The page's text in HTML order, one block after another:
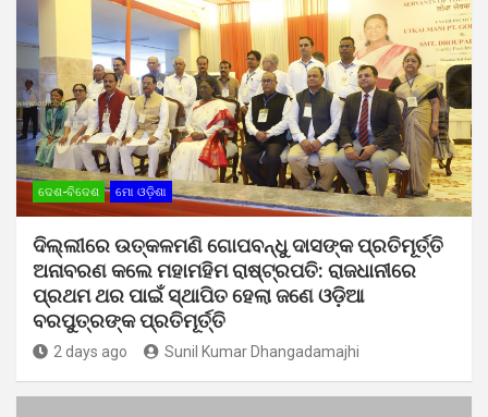
ଦେଶ-ବିଦେଶ ମୋ ଓଡ଼ିଶା
ଦିଲ୍ଲୀରେ ଉତ୍କଳମଣି ଗୋପବନ୍ଧୁ ଦାସଙ୍କ ପ୍ରତିମୂର୍ତ୍ତି
ଅନାବରଣ କଲେ ମହାମହିମ ରାଷ୍ଟ୍ରପତି: ରାଜଧାନୀରେ
ପ୍ରଥମ ଥର ପାଇଁ ସ୍ଥାପିତ ହେଲା ଜଣେ ଓଡ଼ିଆ
ବରପୁତ୍ରଙ୍କ ପ୍ରତିମୂର୍ତ୍ତି
2 days ago Sunil Kumar Dhangadamajhi